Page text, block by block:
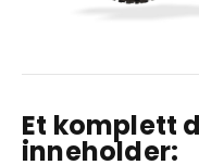
Et komplett
inneholder: